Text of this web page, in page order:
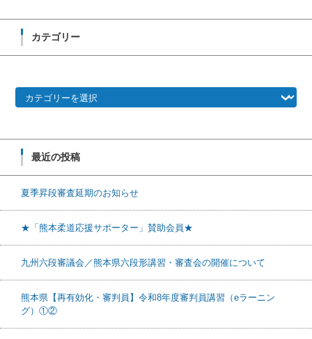
カテゴリー
最近の投稿
夏季昇段審査延期のお知らせ
★「熊本柔道応援サポーター」賛助会員★
九州六段審議会／熊本県六段形講習・審査会の開催について
熊本県【再有効化・審判員】令和8年度審判員講習（eラーニン
グ）①②